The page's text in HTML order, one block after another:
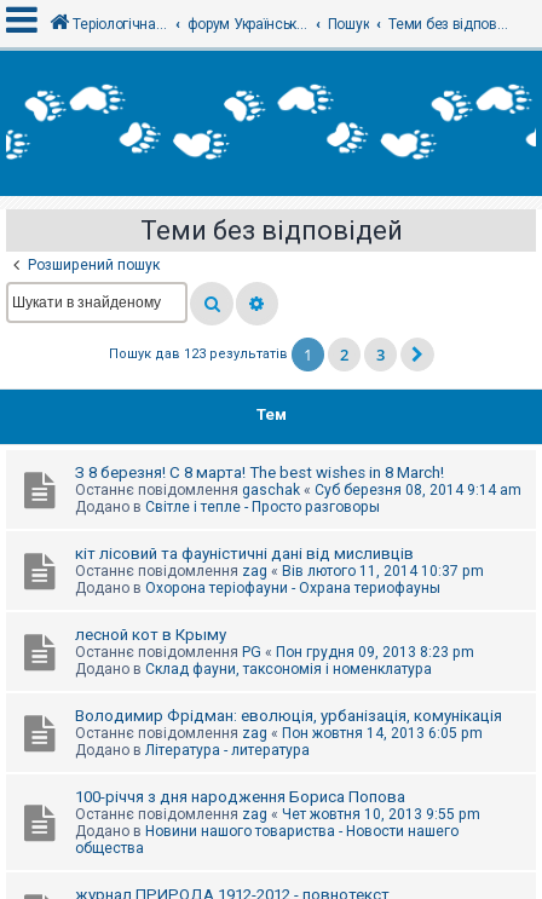
х
і
е
с
т
р
я
е
и
з
е
и
Теріологічна школа форум Українського теріологічного товариства Пошук Теми без відповідей
Теми без відповідей
Розширений пошук
Пошук дав 123 результатів 1 2 3
Тем
З 8 березня! С 8 марта! The best wishes in 8 March!
Останнє повідомлення gaschak « Суб березня 08, 2014 9:14 am
Додано в Світле і тепле - Просто разговоры
кіт лісовий та фауністичні дані від мисливців
Останнє повідомлення zag « Вів лютого 11, 2014 10:37 pm
Додано в Охорона теріофауни - Охрана териофауны
лесной кот в Крыму
Останнє повідомлення PG « Пон грудня 09, 2013 8:23 pm
Додано в Склад фауни, таксономія і номенклатура
Володимир Фрідман: еволюція, урбанізація, комунікація
Останнє повідомлення zag « Пон жовтня 14, 2013 6:05 pm
Додано в Література - литература
100-річчя з дня народження Бориса Попова
Останнє повідомлення zag « Чет жовтня 10, 2013 9:55 pm
Додано в Новини нашого товариства - Новости нашего
общества
журнал ПРИРОДА 1912-2012 - повнотекст